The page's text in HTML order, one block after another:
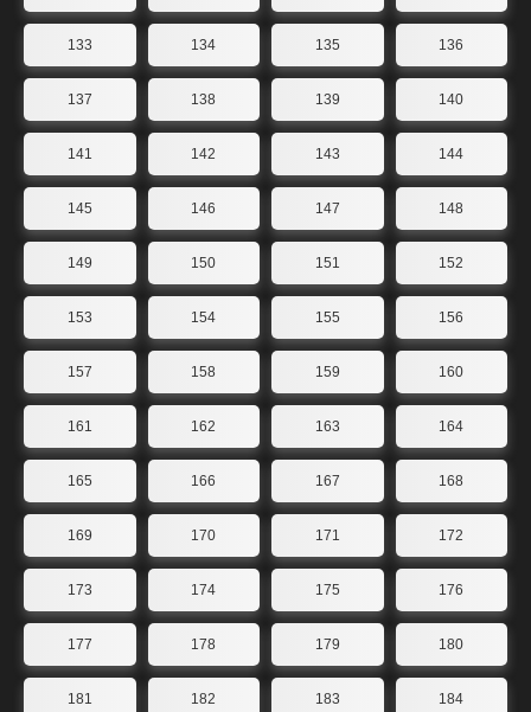
133 134 135 136
137 138 139 140
141 142 143 144
145 146 147 148
149 150 151 152
153 154 155 156
157 158 159 160
161 162 163 164
165 166 167 168
169 170 171 172
173 174 175 176
177 178 179 180
181 182 183 184